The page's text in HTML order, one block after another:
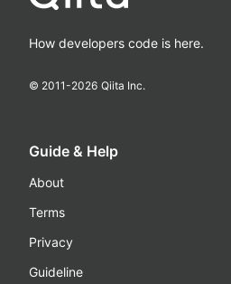
How developers code is here.
© 2011-2026 Qiita Inc.
Guide & Help
About
Terms
Privacy
Guideline